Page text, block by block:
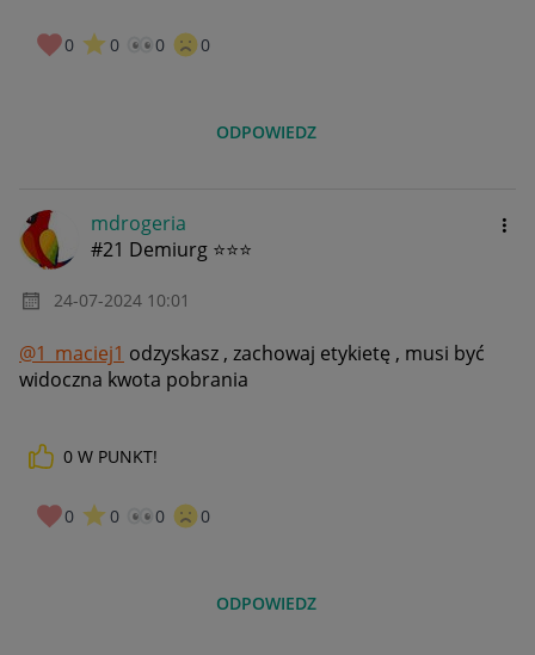
0 0 0 0
ODPOWIEDZ
mdrogeria
#21 Demiurg ⭐⭐⭐
‎24-07-2024 10:01
@1_maciej1 odzyskasz , zachowaj etykietę , musi być
widoczna kwota pobrania
0 W PUNKT!
0 0 0 0
ODPOWIEDZ